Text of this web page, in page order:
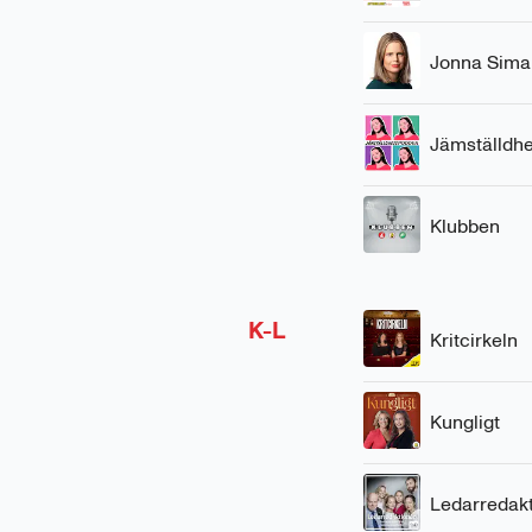
Jonna Sima
Klubben
K-L Kritcirkeln
Kungligt